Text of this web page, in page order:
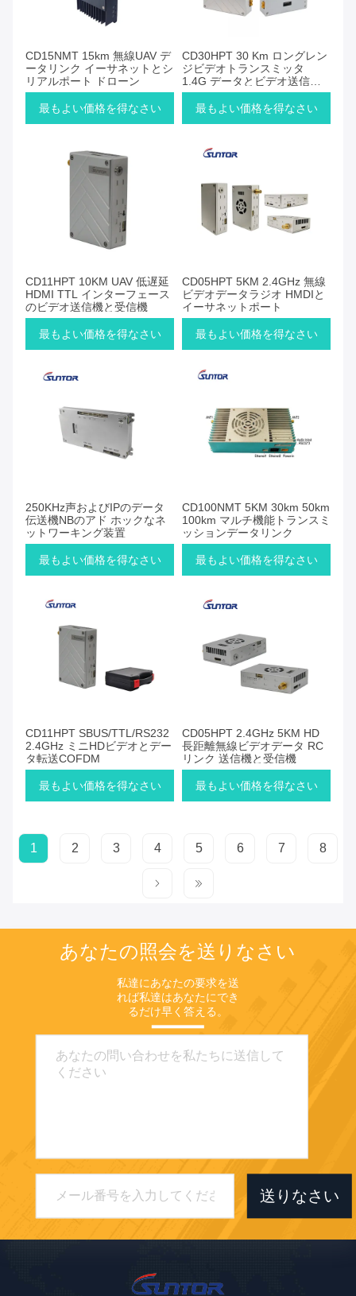
CD15NMT 15km 無線UAV デ
ータリンク イーサネットとシ
リアルポート ドローン
最もよい価格を得なさい
CD30HPT 30 Km ロングレン
ジビデオトランスミッタ
1.4G データとビデオ送信装
置
最もよい価格を得なさい
CD11HPT 10KM UAV 低遅延
HDMI TTL インターフェース
のビデオ送信機と受信機
最もよい価格を得なさい
CD05HPT 5KM 2.4GHz 無線
ビデオデータラジオ HMDIと
イーサネットポート
最もよい価格を得なさい
250KHz声およびIPのデータ
伝送機NBのアド ホックなネ
ットワーキング装置
最もよい価格を得なさい
CD100NMT 5KM 30km 50km
100km マルチ機能トランスミ
ッションデータリンク
最もよい価格を得なさい
CD11HPT SBUS/TTL/RS232
2.4GHz ミニHDビデオとデー
タ転送COFDM
最もよい価格を得なさい
CD05HPT 2.4GHz 5KM HD
長距離無線ビデオデータ RC
リンク 送信機と受信機
最もよい価格を得なさい
1 2 3 4 5 6 7 8
あなたの照会を送りなさい
私達にあなたの要求を送
れば私達はあなたにでき
るだけ早く答える。
送りなさい